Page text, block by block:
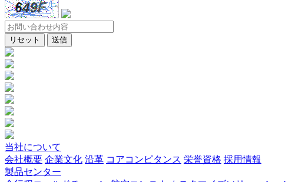
リセット 送信
当社について
会社概要 企業文化 沿革 コアコンピタンス 栄誉資格 採用情報
製品センター